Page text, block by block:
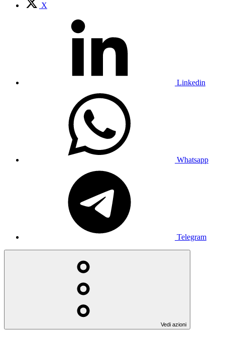
X
Linkedin
Whatsapp
Telegram
Vedi azioni